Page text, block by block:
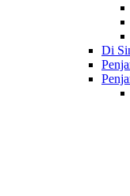
Di